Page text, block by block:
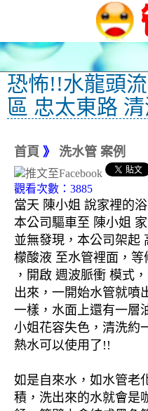
恐怖!!水龍頭
區 忠太東路
首頁 》 洗水管 案例
觀看次數：3885
當天 陳小姐 說家裡的
本公司驅車至 陳小姐
並無發現，本公司架起
檬酸液 至水管裡面，
，開啟 週波脈衝 模式
出來，一開始水管就噴
一樣，水面上還有一層
小姐花容失色，清洗約
熱水可以使用了!!
如是自來水，如水管老
積，洗出來的水就會是